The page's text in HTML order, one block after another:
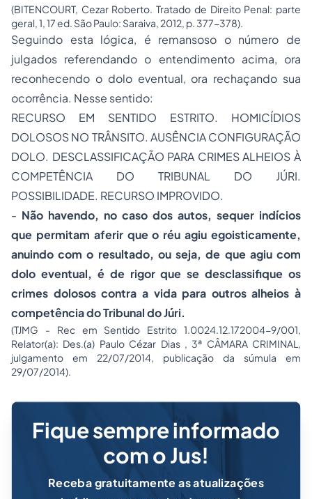
(BITENCOURT, Cezar Roberto. Tratado de Direito Penal: parte
geral, 1, 17 ed. São Paulo: Saraiva, 2012, p. 377-378).
Seguindo esta lógica, é remansoso o número de
julgados referendando o entendimento acima, ora
reconhecendo o dolo eventual, ora rechaçando sua
ocorrência. Nesse sentido:
RECURSO EM SENTIDO ESTRITO. HOMICÍDIOS
DOLOSOS NO TRÂNSITO. AUSÊNCIA CONFIGURAÇÃO
DOLO. DESCLASSIFICAÇÃO PARA CRIMES ALHEIOS À
COMPETÊNCIA DO TRIBUNAL DO JÚRI.
POSSIBILIDADE. RECURSO IMPROVIDO.
- Não havendo, no caso dos autos, sequer indícios
que permitam aferir que o réu agiu egoisticamente,
anuindo com o resultado, ou seja, de que agiu com
dolo eventual, é de rigor que se desclassifique os
crimes dolosos contra a vida para outros alheios à
competência do Tribunal do Júri.
(TJMG - Rec em Sentido Estrito 1.0024.12.172004-9/001,
Relator(a): Des.(a) Paulo Cézar Dias , 3ª CÂMARA CRIMINAL,
julgamento em 22/07/2014, publicação da súmula em
29/07/2014).
Fique sempre informado
com o Jus!
Receba gratuitamente as atualizações